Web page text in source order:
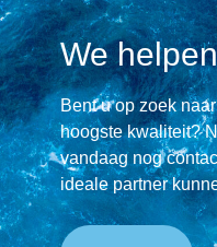
We
Bent u op zoek
hoogste kwaliteit?
vandaag nog
ideale partner